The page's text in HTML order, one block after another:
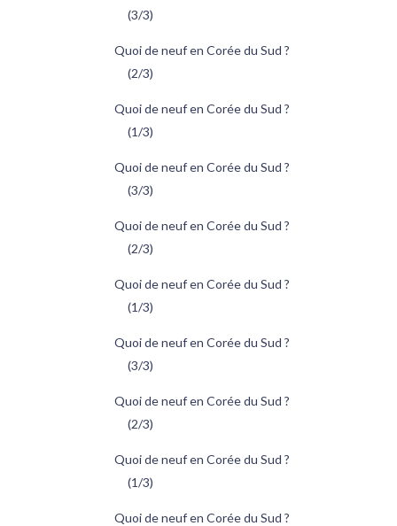
(3/3)
Quoi de neuf en Corée du Sud ?
(2/3)
Quoi de neuf en Corée du Sud ?
(1/3)
Quoi de neuf en Corée du Sud ?
(3/3)
Quoi de neuf en Corée du Sud ?
(2/3)
Quoi de neuf en Corée du Sud ?
(1/3)
Quoi de neuf en Corée du Sud ?
(3/3)
Quoi de neuf en Corée du Sud ?
(2/3)
Quoi de neuf en Corée du Sud ?
(1/3)
Quoi de neuf en Corée du Sud ?